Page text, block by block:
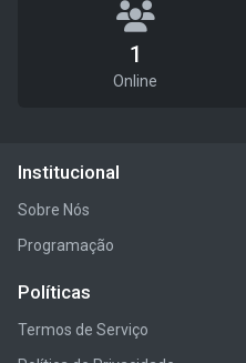
1
Online
Institucional
Sobre Nós
Programação
Políticas
Termos de Serviço